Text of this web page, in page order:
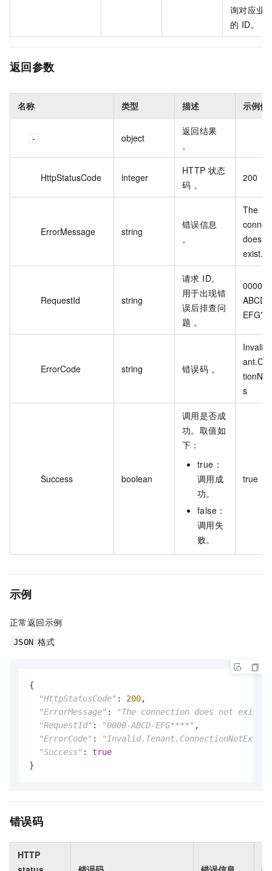
询对应业
的 ID。
返回参数
名称 类型 描述 示例值
object
返回结果
。
HttpStatusCode integer
HTTP 状态
码 。
200
ErrorMessage string
错误信息
。
The
does
exist.
RequestId string
请求 ID。
用于出现错
误后排查问
题 。
0000-
ABCD-
EFG****
ErrorCode string 错误码 。
s
Success boolean
调用是否成
功。取值如
下：
true：
调用成
功。
false：
调用失
败。
true
示例
正常返回示例
JSON 格式
{
"HttpStatusCode" : 200,
"ErrorMessage" :
"The connection does not exist."
"RequestId" : "0000-ABCD-EFG****" ,
"ErrorCode" :
"Success" : true
}
错误码
HTTP